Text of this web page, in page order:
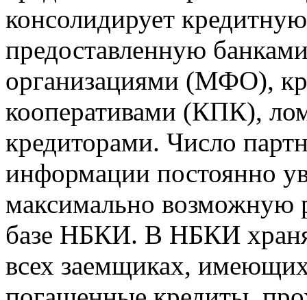
консолидирует
предоставленную
организациями (МФО),
кооперативами (КПК),
кредиторами. Число
информации постоянно
максимально возможную
базе НБКИ. В НБКИ
всех заемщиках,